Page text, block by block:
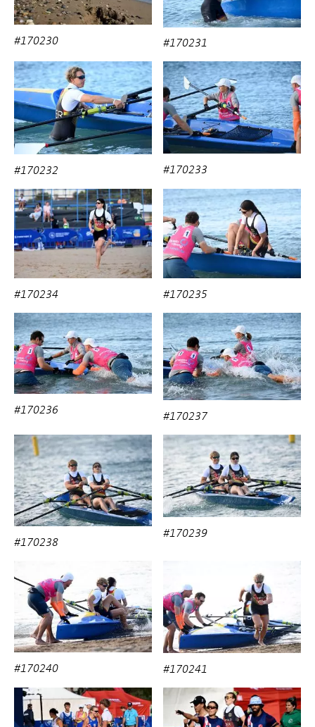
#170230 #170231
#170232 #170233
#170234 #170235
#170236 #170237
#170238
#170239
#170240 #170241